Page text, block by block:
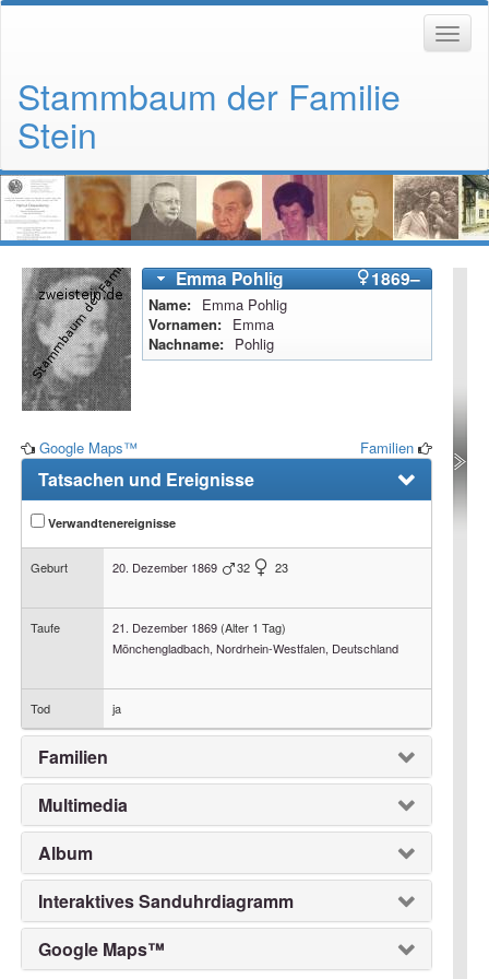
Stammbaum der Familie
Stein
EmmaPohlig 1869–
Name Emma Pohlig
Vornamen
Emma
Nachname
Pohlig
Google Maps™ Familien
Tatsachen und Ereignisse
Verwandtenereignisse
Geburt 20. Dezember 1869 32 23
Taufe 21. Dezember 1869 (Alter 1 Tag)
Mönchengladbach, Nordrhein-Westfalen, Deutschland
Tod ja
Familien
Multimedia
Album
Interaktives Sanduhrdiagramm
Google Maps™